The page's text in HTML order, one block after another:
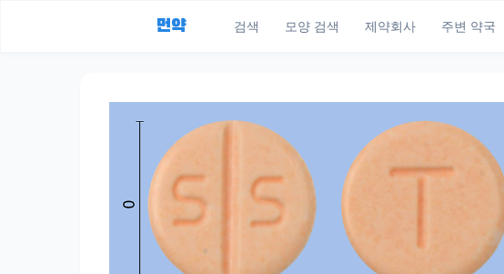
먼약 검색 모양 검색 제약회사 주변 약국